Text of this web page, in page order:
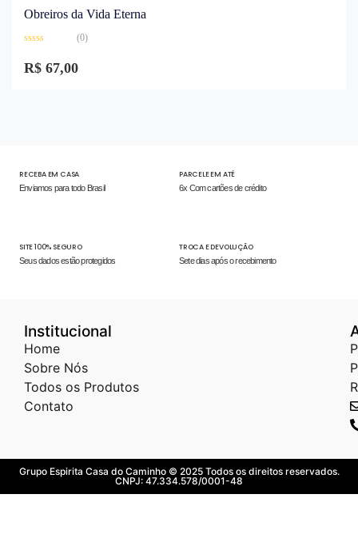
Obreiros da Vida Eterna
0
de
(0)
R$ 67,00
RECEBA EM CASA
Enviamos para todo Brasil
PARCELE EM ATÉ
6x Com cartões de crédito
SITE 100% SEGURO
Seus dados estão protegidos
TROCA E DEVOLUÇÃO
Sete dias após o recebimento
Institucional
Home
Sobre Nós
Todos os Produtos
Contato
Grupo Espirita Casa do Caminho © 2025 Todos os direitos reservados.
CNPJ: 47.334.578/0001-48